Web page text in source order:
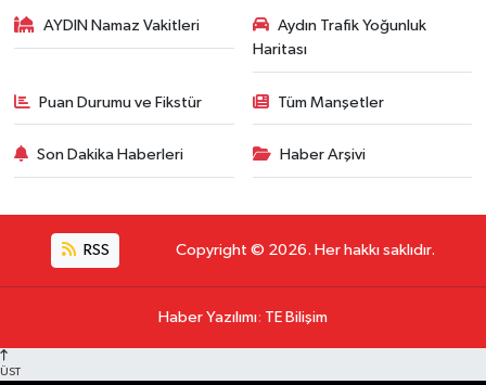
AYDIN Namaz Vakitleri
Aydın Trafik Yoğunluk
Haritası
Puan Durumu ve Fikstür Tüm Manşetler
Son Dakika Haberleri Haber Arşivi
RSS Copyright © 2026. Her hakkı saklıdır.
Haber Yazılımı: TE Bilişim
ÜST